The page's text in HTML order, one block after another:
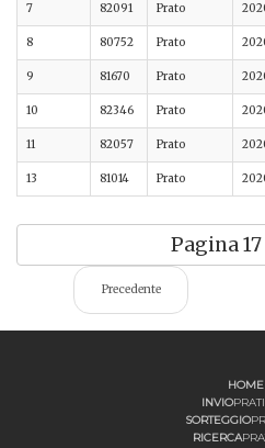
7 82091 Prato
8 80752 Prato
9 81670 Prato
10 82346 Prato
11 82057 Prato
13 81014 Prato
Pagina 17
Precedente
HOME
INVIO
SORTEGGIO
RICERCA